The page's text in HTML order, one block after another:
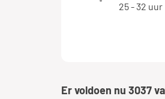
25 - 32 uur
Er voldoen nu 3037